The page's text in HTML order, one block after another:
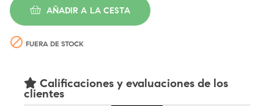
AÑADIR A LA CESTA
 FUERA DE STOCK
Calificaciones y evaluaciones de los
clientes